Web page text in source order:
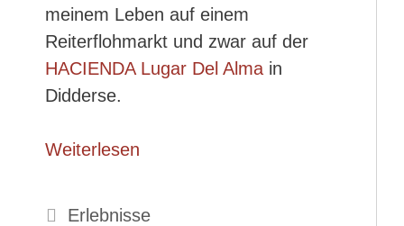
meinem Leben auf einem
Reiterflohmarkt und zwar auf der
HACIENDA Lugar Del Alma in
Didderse.
Weiterlesen
Kategorien
Erlebnisse